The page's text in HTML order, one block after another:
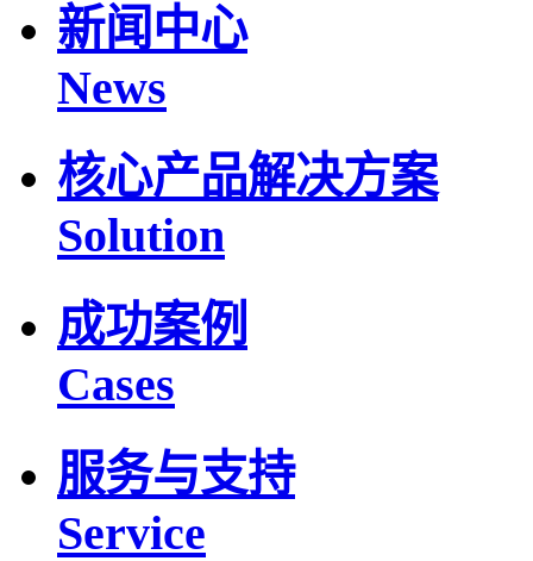
新闻中心
News
核心产品解决方案
Solution
成功案例
Cases
服务与支持
Service